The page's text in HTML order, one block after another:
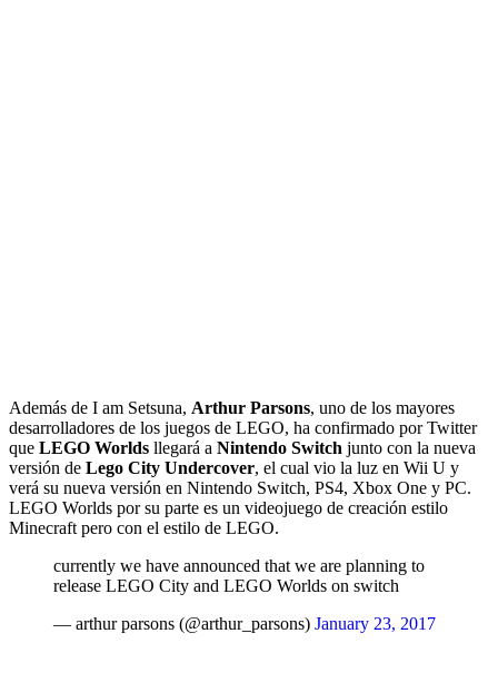
Además de I am Setsuna, Arthur Parsons, uno de los mayores
desarrolladores de los juegos de LEGO, ha confirmado por Twitter
que LEGO Worlds llegará a Nintendo Switch junto con la nueva
versión de Lego City Undercover, el cual vio la luz en Wii U y
verá su nueva versión en Nintendo Switch, PS4, Xbox One y PC.
LEGO Worlds por su parte es un videojuego de creación estilo
Minecraft pero con el estilo de LEGO.
currently we have announced that we are planning to
release LEGO City and LEGO Worlds on switch
— arthur parsons (@arthur_parsons) January 23, 2017